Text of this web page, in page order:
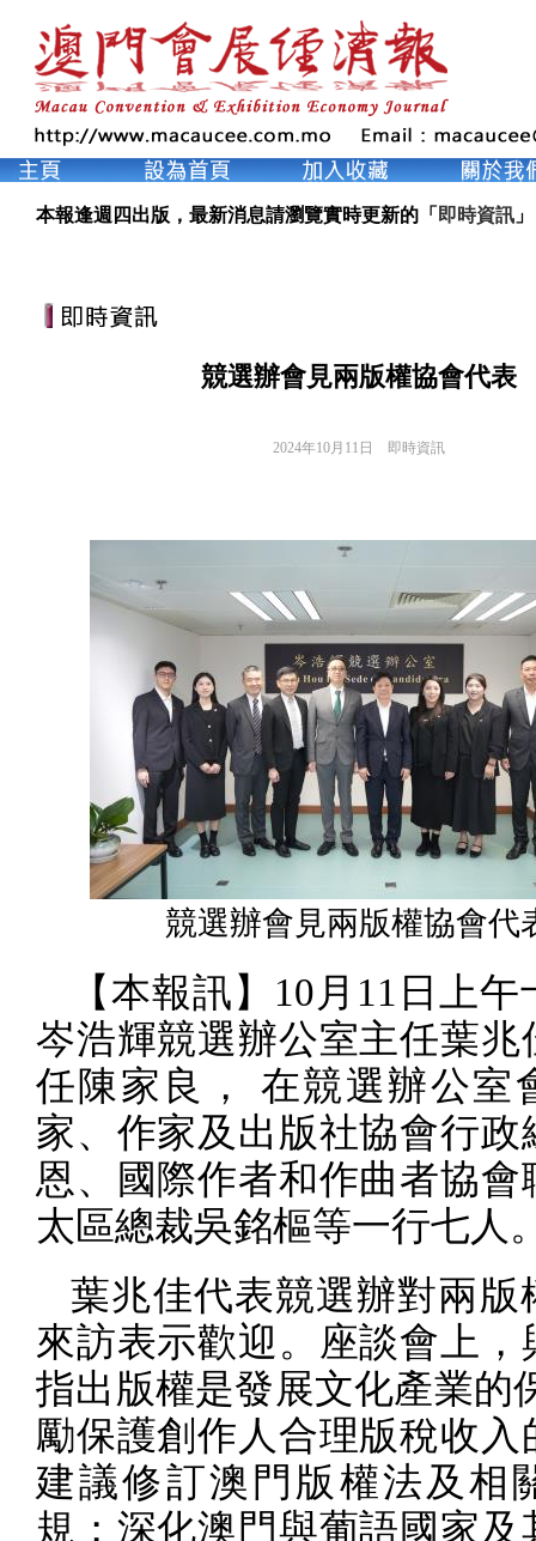
本報逢週四出版，最新消息請瀏覽實時更新的「 即時資訊 」
競選辦會見兩版權協會代表
2024年10月11日 即時資訊
競選辦會見兩版權協會代
【本報訊】 10 月 11 日上午
岑浩輝競選辦公室主任葉兆
任陳家良， 在競選辦公室
家、作家及出版社協會行政
恩、國際作者和作曲者協會
太區總裁吳銘樞等一行七人
葉兆佳代表競選辦對兩版
來訪表示歡迎。座談會上，
指出版權是發展文化產業的
勵保護創作人合理版稅收入
建議修訂澳門版權法及相
規；深化澳門與葡語國家及